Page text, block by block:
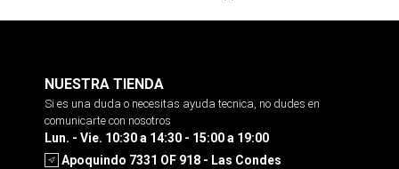
NUESTRA TIENDA
Si es una duda o necesitas ayuda tecnica, no dudes en
comunicarte con nosotros
Lun. - Vie. 10:30 a 14:30 - 15:00 a 19:00
Apoquindo 7331 OF 918 - Las Condes